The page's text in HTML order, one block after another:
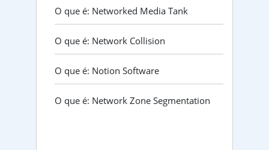
O que é: Networked Media Tank
O que é: Network Collision
O que é: Notion Software
O que é: Network Zone Segmentation